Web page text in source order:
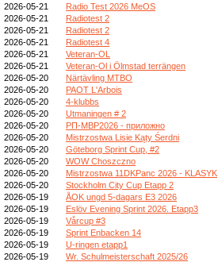
2026-05-21
Radio Test 2026 MeOS
2026-05-21
Radiotest 2
2026-05-21
Radiotest 2
2026-05-21
Radiotest 4
2026-05-21
Veteran-OL
2026-05-21
Veteran-Ol i Ölmstad terrängen
2026-05-20
Närtävling MTBO
2026-05-20
PAOT L'Arbois
2026-05-20
4-klubbs
2026-05-20
Utmaningen # 2
2026-05-20
РП-МВР2026 - приложно
2026-05-20
Mistrzostwa Lisie Kąty Śerdni
2026-05-20
Göteborg Sprint Cup, #2
2026-05-20
WOW Choszczno
2026-05-20
Mistrzostwa 11DKPanc 2026 - KLASYK
2026-05-20
Stockholm City Cup Etapp 2
2026-05-19
ÅOK ungd 5-dagars E3 2026
2026-05-19
Eslöv Evening Sprint 2026. Etapp3
2026-05-19
Vårcup #3
2026-05-19
Sprint Enbacken 14
2026-05-19
U-ringen etapp1
2026-05-19
Wr. Schulmeisterschaft 2025/26